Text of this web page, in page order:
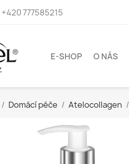
+420 777585215
E-SHOP O NÁS
Domácí péče Atelocollagen